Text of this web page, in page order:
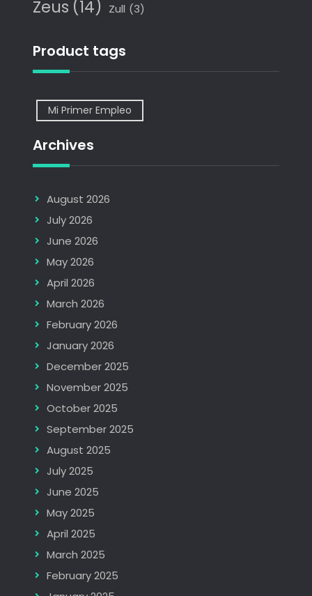
Zeus (14) Zull (3)
Product tags
Mi Primer Empleo
Archives
August 2026
July 2026
June 2026
May 2026
April 2026
March 2026
February 2026
January 2026
December 2025
November 2025
October 2025
September 2025
August 2025
July 2025
June 2025
May 2025
April 2025
March 2025
February 2025